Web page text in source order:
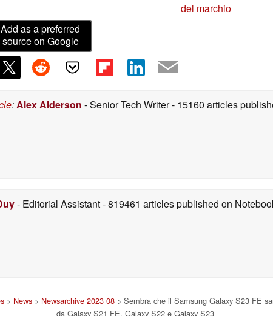
del marchio
Add as a preferred
source on Google
:Alex Alderson - Senior Tech Writer- 15160 articles
- Editorial Assistant- 819461 articles published on
> News > Newsarchive 2023 08 > Sembra che il Samsung Galaxy S23 FE
da Galaxy S21 FE, Galaxy S22 e Galaxy S23